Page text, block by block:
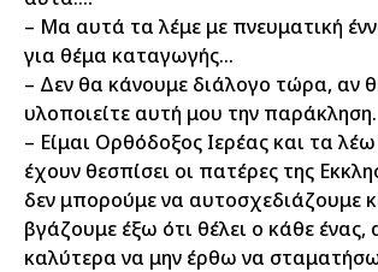
– Μα αυτά τα λέμε με πνευματική
για θέμα καταγωγής…
– Δεν θα κάνουμε διάλογο τώρα, αν
υλοποιείτε αυτή μου την παράκληση.
– Είμαι Ορθόδοξος Ιερέας και τα
έχουν θεσπίσει οι πατέρες της
δεν μπορούμε να αυτοσχεδιάζουμε
βγάζουμε έξω ότι θέλει ο κάθε ένας,
καλύτερα να μην έρθω να